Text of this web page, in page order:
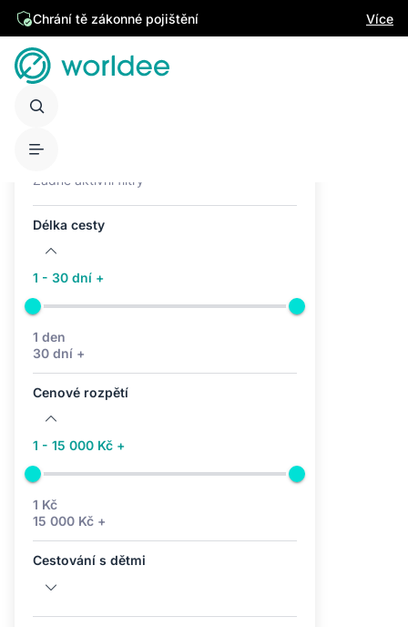
Chrání tě zákonné pojištění Více
Žádné aktivní filtry
Délka cesty
1 - 30 dní +
1 den
30 dní +
Cenové rozpětí
1 - 15 000 Kč +
1 Kč
15 000 Kč +
Cestování s dětmi